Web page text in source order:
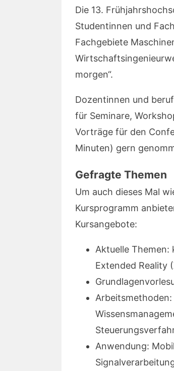
Die 13.
Studentinnen und
Fachgebiete
morgen“.
Dozentinnen und
für Seminare,
Vorträge für den
Minuten) gern
Gefragte Themen
Um auch dieses Mal
Kursprogramm
Kursangebote:
Aktuelle Themen:
Extended Reality
Anwendung: